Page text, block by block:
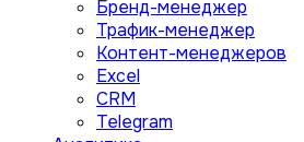
Бренд-менеджер
Трафик-менеджер
Контент-менеджеров
Excel
CRM
Telegram